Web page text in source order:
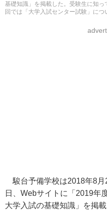
基礎知識」を掲載した。受験生に知
回では「大学入試センター試験」に
駿台予備学校は2018年8月
日、Webサイトに「2019年
大学入試の基礎知識」を掲